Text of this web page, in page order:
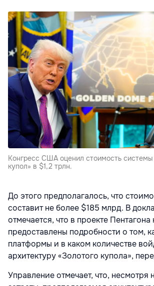
Конгресс США оценил стоимость
купол» в $1,2 трлн.
До этого предполагалось, что
составит не более $185 млрд. В
отмечается, что в проекте Пентагона
предоставлены подробности о том,
платформы и в каком количестве
архитектуру «Золотого купола»,
Управление отмечает, что, несмотря